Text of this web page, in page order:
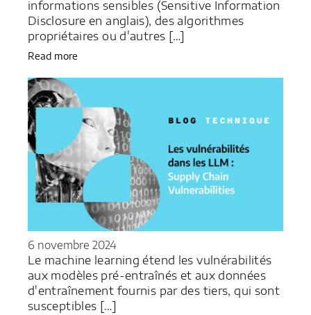
informations sensibles (Sensitive Information
Disclosure en anglais), des algorithmes
propriétaires ou d'autres […]
Read more
6 novembre 2024
Le machine learning étend les vulnérabilités
aux modèles pré-entraînés et aux données
d'entraînement fournis par des tiers, qui sont
susceptibles […]